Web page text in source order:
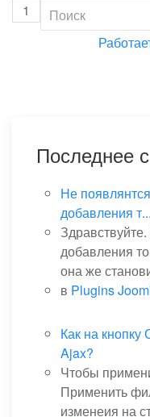
1
Последнее
Не
добавления т...
добавления
она же
в Plugins
Как на кнопку
Ajax?
Чтобы
Применить
изменеия на